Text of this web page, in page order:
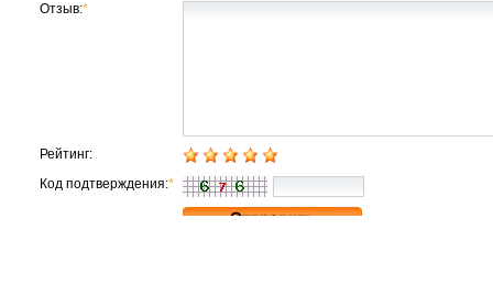
Отзыв:*
Рейтинг:
Код подтверждения:*